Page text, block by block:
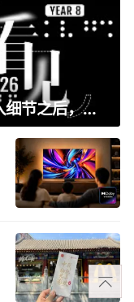
6大品牌手机无障碍横评：深入细节之后，似乎只有苹果能挺住？｜ 看见2026